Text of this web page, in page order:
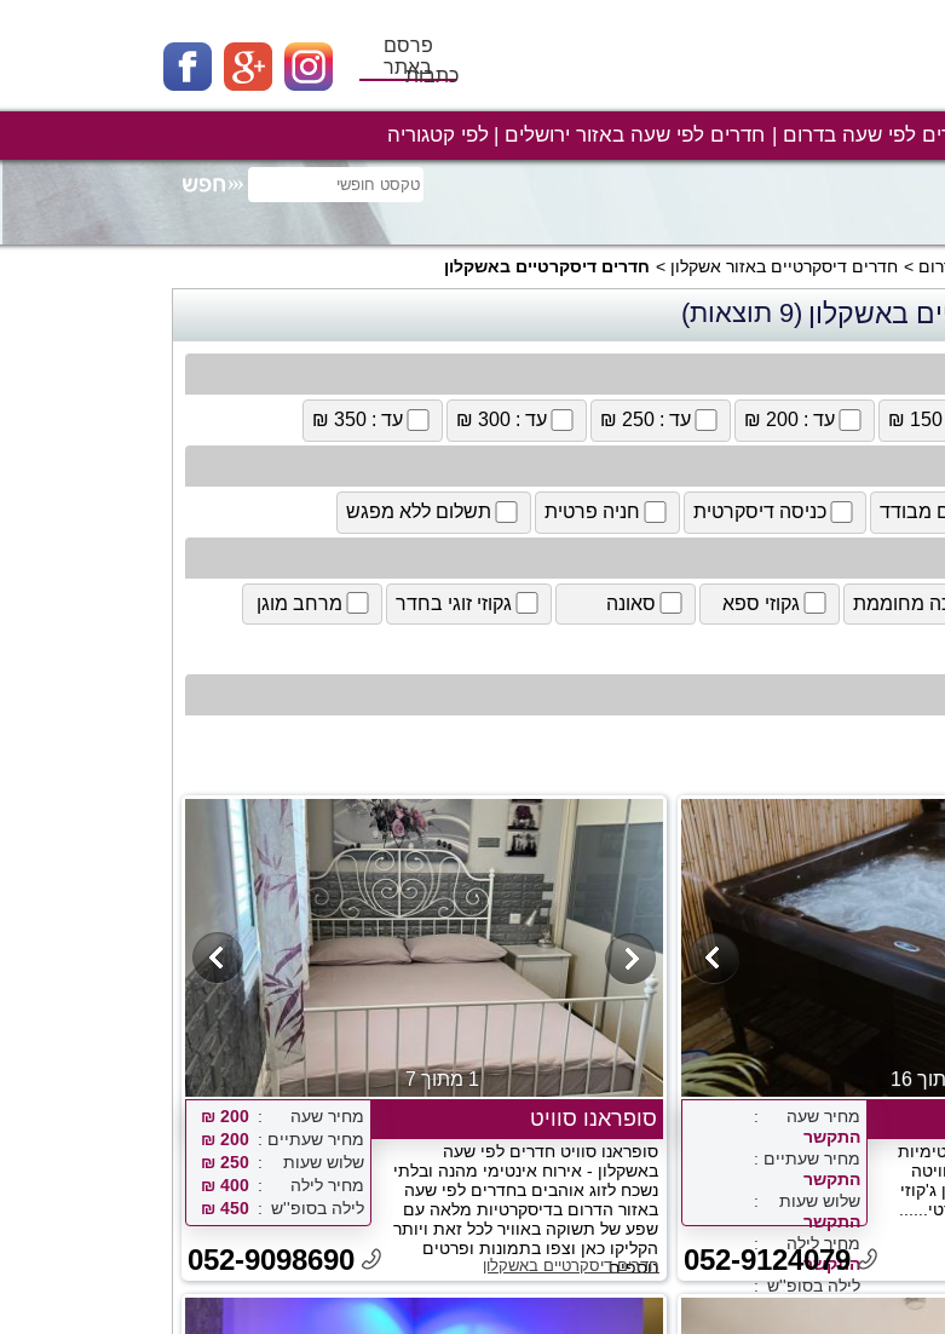
פרסם
באתרכתבות
לפי שעה בדרום חדרים לפי שעה באזור ירושלים לפי קטגוריה
חדרים דיסקרטיים באזור אשקלון חדרים דיסקרטיים באשקלון
באשקלון (9 תוצאות)
עד : 200 ₪ עד : 250 ₪ עד : 300 ₪ עד : 350 ₪
מבודד כניסה דיסקרטית חניה פרטית תשלום ללא מפגש
מחוממת גקוזי ספא סאונה גקוזי זוגי בחדר מרחב מוגן
מחיר שעה
התקשר
מחיר שעתיים
התקשר
שלוש שעות
התקשר
מחיר לילה
התקשר
לילה בסופ''ש
052-9124079
1 מתוך 7
סופראנו סוויט
סופראנו סוויט חדרים לפי שעה
באשקלון - אירוח אינטימי מהנה ובלתי
נשכח לזוג אוהבים בחדרים לפי שעה
באזור הדרום בדיסקרטיות מלאה עם
שפע של תשוקה באוויר לכל זאת ויותר
הקליקו כאן וצפו בתמונות ופרטים
נוספים...
חדרים דיסקרטיים באשקלון
מחיר שעה
200 ₪
מחיר שעתיים
200 ₪
שלוש שעות
250 ₪
מחיר לילה
400 ₪
לילה בסופ''ש
450 ₪
052-9098690